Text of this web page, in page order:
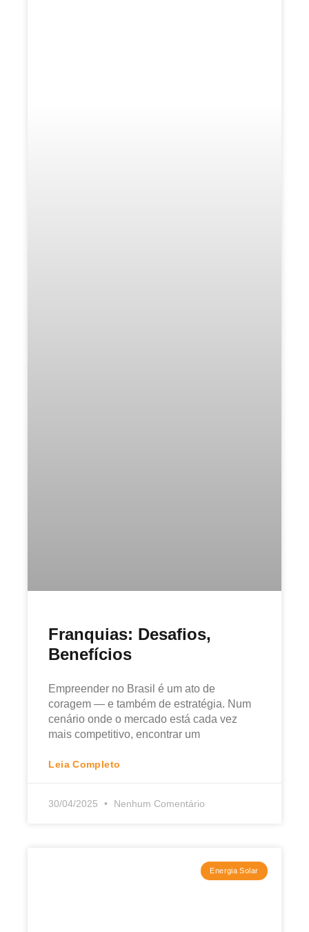
Franquias: Desafios,
Benefícios
Empreender no Brasil é um ato de
coragem — e também de estratégia. Num
cenário onde o mercado está cada vez
mais competitivo, encontrar um
Leia Completo
30/04/2025 Nenhum Comentário
Energia Solar